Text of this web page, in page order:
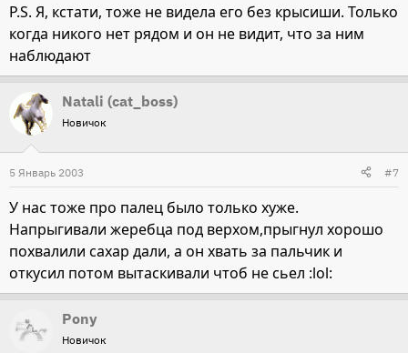
P.S. Я, кстати, тоже не видела его без крысиши. Только
когда никого нет рядом и он не видит, что за ним
наблюдают
Natali (cat_boss)
Новичок
5 Январь 2003 #7
У нас тоже про палец было только хуже.
Напрыгивали жеребца под верхом,прыгнул хорошо
похвалили сахар дали, а он хвать за пальчик и
откусил потом вытаскивали чтоб не сьел :lol:
Pony
Новичок